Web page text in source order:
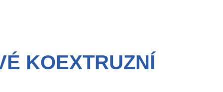
KOEXTRUZNÍ